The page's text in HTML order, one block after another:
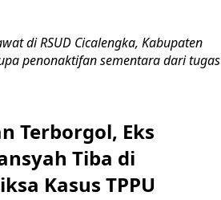
di RSUD Cicalengka, Kabupaten
penonaktifan sementara dari tugas
Terborgol, Eks
Tiba di
Kasus TPPU